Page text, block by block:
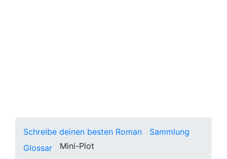
Schreibe deinen besten Roman
Sammlung
Glossar
Mini-Plot